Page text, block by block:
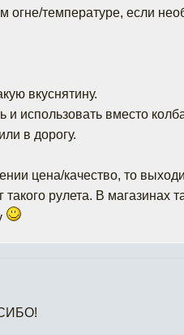
огне/температуре, если
вкуснятину.
и использовать вместо
в дорогу.
цена/качество, то
такого рулета. В магазинах